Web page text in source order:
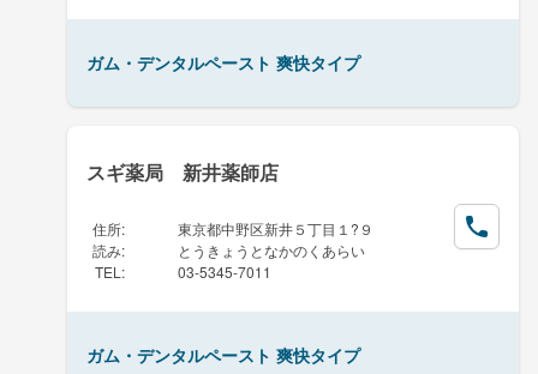
ガム・デンタルペースト 爽快タイプ
スギ薬局 新井薬師店
住所:
東京都中野区新井５丁目１?９
読み:
とうきょうとなかのくあらい
TEL : 03-5345-7011
ガム・デンタルペースト 爽快タイプ